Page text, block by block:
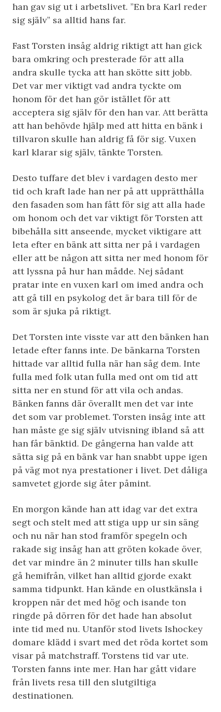
han gav sig ut i arbetslivet. ”En bra Karl reder
sig själv” sa alltid hans far.
Fast Torsten insåg aldrig riktigt att han gick
bara omkring och presterade för att alla
andra skulle tycka att han skötte sitt jobb.
Det var mer viktigt vad andra tyckte om
honom för det han gör istället för att
acceptera sig själv för den han var. Att berätta
att han behövde hjälp med att hitta en bänk i
tillvaron skulle han aldrig få för sig. Vuxen
karl klarar sig själv, tänkte Torsten.
Desto tuffare det blev i vardagen desto mer
tid och kraft lade han ner på att upprätthålla
den fasaden som han fått för sig att alla hade
om honom och det var viktigt för Torsten att
bibehålla sitt anseende, mycket viktigare att
leta efter en bänk att sitta ner på i vardagen
eller att be någon att sitta ner med honom för
att lyssna på hur han mådde. Nej sådant
pratar inte en vuxen karl om imed andra och
att gå till en psykolog det är bara till för de
som är sjuka på riktigt.
Det Torsten inte visste var att den bänken han
letade efter fanns inte. De bänkarna Torsten
hittade var alltid fulla när han såg dem. Inte
fulla med folk utan fulla med ont om tid att
sitta ner en stund för att vila och andas.
Bänken fanns där överallt men det var inte
det som var problemet. Torsten insåg inte att
han måste ge sig själv utvisning ibland så att
han får bänktid. De gångerna han valde att
sätta sig på en bänk var han snabbt uppe igen
på väg mot nya prestationer i livet. Det dåliga
samvetet gjorde sig åter påmint.
En morgon kände han att idag var det extra
segt och stelt med att stiga upp ur sin säng
och nu när han stod framför spegeln och
rakade sig insåg han att gröten kokade över,
det var mindre än 2 minuter tills han skulle
gå hemifrån, vilket han alltid gjorde exakt
samma tidpunkt. Han kände en olustkänsla i
kroppen när det med hög och isande ton
ringde på dörren för det hade han absolut
inte tid med nu. Utanför stod livets Ishockey
domare klädd i svart med det röda kortet som
visar på matchstraff. Torstens tid var ute.
Torsten fanns inte mer. Han har gått vidare
från livets resa till den slutgiltiga
destinationen.